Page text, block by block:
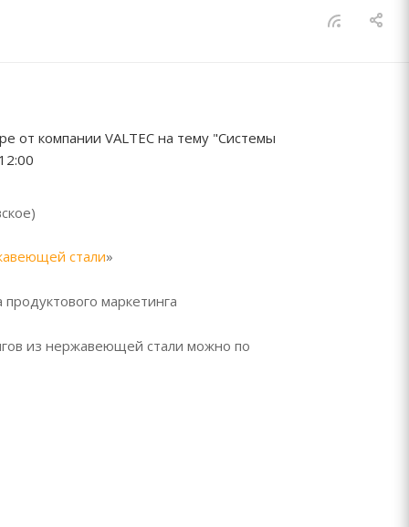
от компании VALTEC на тему "Системы
стали»
маркетинга
из нержавеющей стали можно по